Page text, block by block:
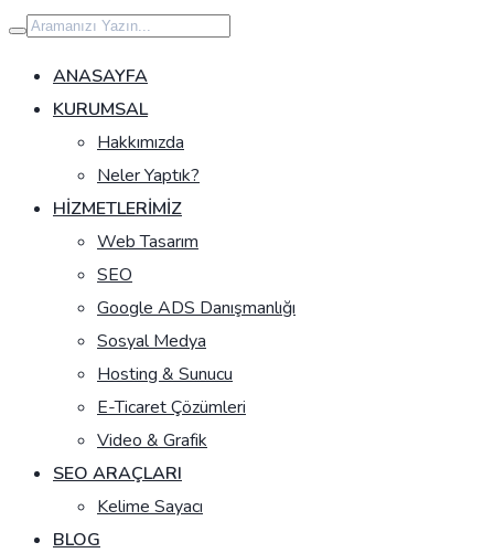
İçeriğe
geç
ANASAYFA
KURUMSAL
Hakkımızda
Neler Yaptık?
HIZMETLERIMIZ
Web Tasarım
SEO
Google ADS Danışmanlığı
Sosyal Medya
Hosting & Sunucu
E-Ticaret Çözümleri
Video & Grafik
SEO ARAÇLARI
Kelime Sayacı
BLOG